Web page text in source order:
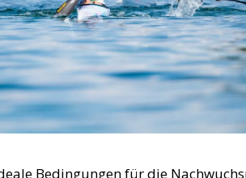
Bedingungen für die